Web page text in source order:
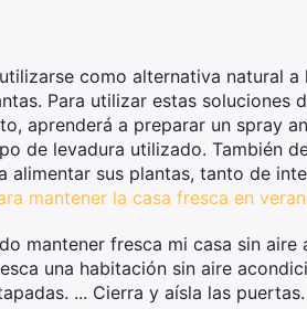
como alternativa natural
Para utilizar estas soluciones
aprenderá a preparar un spray
de levadura utilizado. También
sus plantas, tanto de
mantener la casa fresca en
mantener fresca mi casa sin
una habitación sin aire
... Cierra y aísla las